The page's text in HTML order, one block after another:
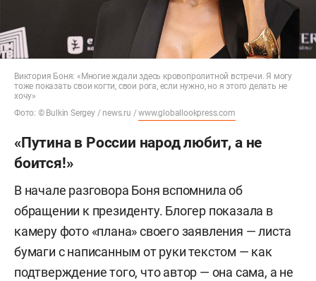
Виктория Боня: «Многие ждали здесь кровопролитной встречи. Я могу
тоже показать свои когти, свои рога, если нужно, но я этого делать не
хочу»
Фото: © Bulkin Sergey / news.ru /www.globallookpress.com
«Путина в России народ любит, а не
боится!»
В начале разговора Боня вспомнила об
обращении к президенту. Блогер показала в
камеру фото «плана» своего заявления — листа
бумаги с написанным от руки текстом — как
подтверждение того, что автор — она сама, а не